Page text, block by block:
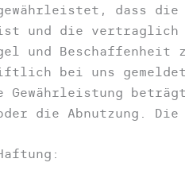
dass die
und die vertraglich
und Beschaffenheit
bei uns
Gewährleistung
die Abnutzung.